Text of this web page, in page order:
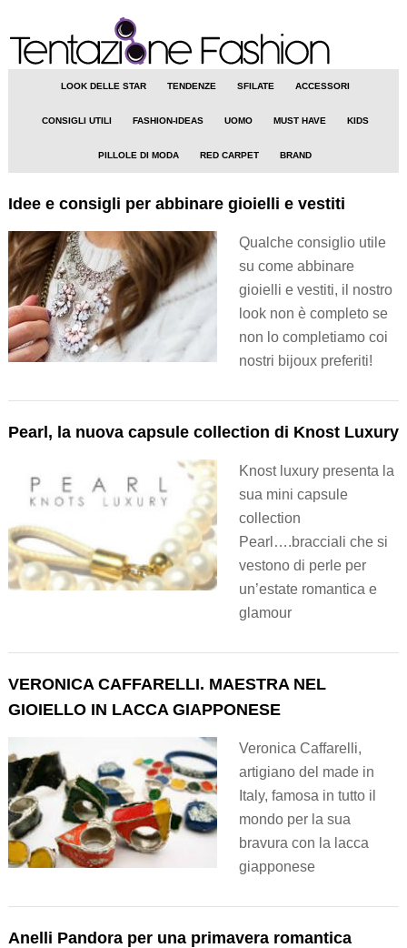
LOOK DELLE STAR TENDENZE SFILATE ACCESSORI
CONSIGLI UTILI FASHION-IDEAS UOMO MUST HAVE KIDS
PILLOLE DI MODA RED CARPET BRAND
Idee e consigli per abbinare gioielli e vestiti
Qualche consiglio utile
su come abbinare
gioielli e vestiti, il nostro
look non è completo se
non lo completiamo coi
nostri bijoux preferiti!
Pearl, la nuova capsule collection di Knost Luxury
Knost luxury presenta la
sua mini capsule
collection
Pearl….bracciali che si
vestono di perle per
un’estate romantica e
glamour
VERONICA CAFFARELLI. MAESTRA NEL
GIOIELLO IN LACCA GIAPPONESE
Veronica Caffarelli,
artigiano del made in
Italy, famosa in tutto il
mondo per la sua
bravura con la lacca
giapponese
Anelli Pandora per una primavera romantica